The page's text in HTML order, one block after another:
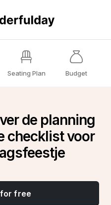
Seating Plan Budget
de planning
checklist voor
free